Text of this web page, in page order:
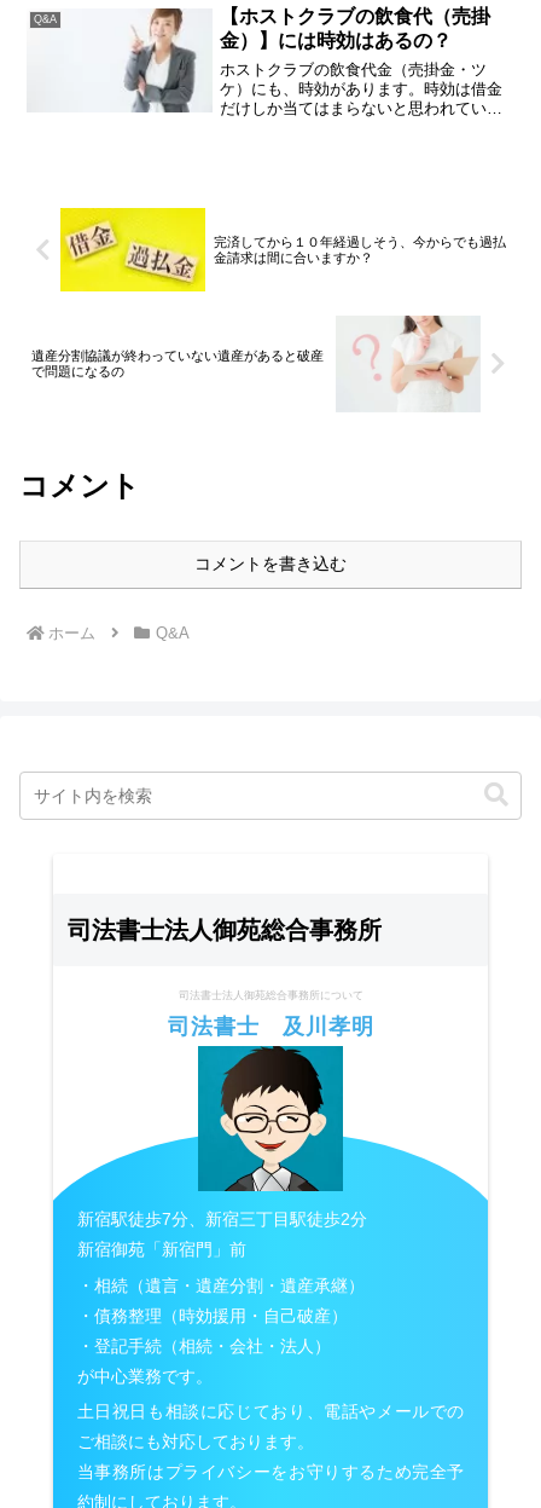
生します：相場の急変動為替レートや株
価が予想と反対方向に...
Q&A
【ホストクラブの飲食代（売掛
金）】には時効はあるの？
ホストクラブの飲食代金（売掛金・ツ
ケ）にも、時効があります。時効は借金
だけしか当てはまらないと思われている
完済してから１０年経過しそう、今からでも過払
金請求は間に合いますか？
遺産分割協議が終わっていない遺産があると破産
で問題になるの
コメント
コメントを書き込む
ホーム Q&A
司法書士法人御苑総合事務所
司法書士法人御苑総合事務所について
司法書士 及川孝明
新宿駅徒歩7分、新宿三丁目駅徒歩2分
新宿御苑「新宿門」前
・相続（遺言・遺産分割・遺産承継）
・債務整理（時効援用・自己破産）
・登記手続（相続・会社・法人）
が中心業務です。
土日祝日も相談に応じており、電話やメールでの
ご相談にも対応しております。
当事務所はプライバシーをお守りするため完全予
約制にしております。